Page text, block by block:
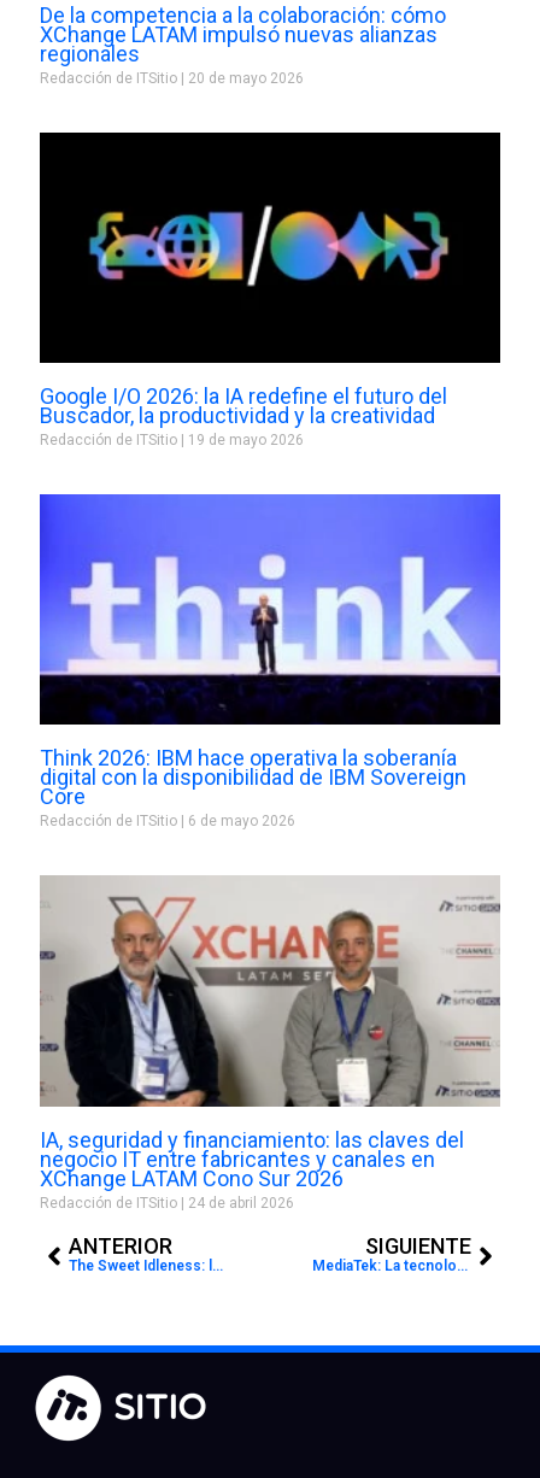
De la competencia a la colaboración: cómo
XChange LATAM impulsó nuevas alianzas
regionales
Redacción de ITSitio 20 de mayo 2026
Google I/O 2026: la IA redefine el futuro del
Buscador, la productividad y la creatividad
Redacción de ITSitio 19 de mayo 2026
Think 2026: IBM hace operativa la soberanía
digital con la disponibilidad de IBM Sovereign
Core
Redacción de ITSitio 6 de mayo 2026
IA, seguridad y financiamiento: las claves del
negocio IT entre fabricantes y canales en
XChange LATAM Cono Sur 2026
Redacción de ITSitio 24 de abril 2026
ANTERIOR
The Sweet Idleness: la película dirigida por IA que marca un nuevo capítulo en la historia del cine
SIGUIENTE
MediaTek: La tecnología que nos protege de la tecnología